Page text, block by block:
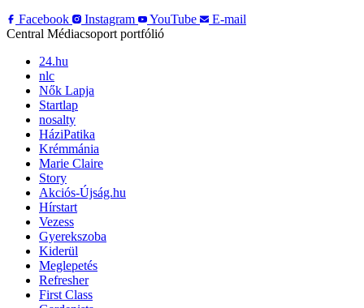
Facebook
Instagram YouTube
E-mail
Central Médiacsoport portfólió
24.hu
nlc
Nők Lapja
Startlap
nosalty
HáziPatika
Krémmánia
Marie Claire
Story
Akciós-Újság.hu
Hírstart
Vezess
Gyerekszoba
Kiderül
Meglepetés
Refresher
First Class